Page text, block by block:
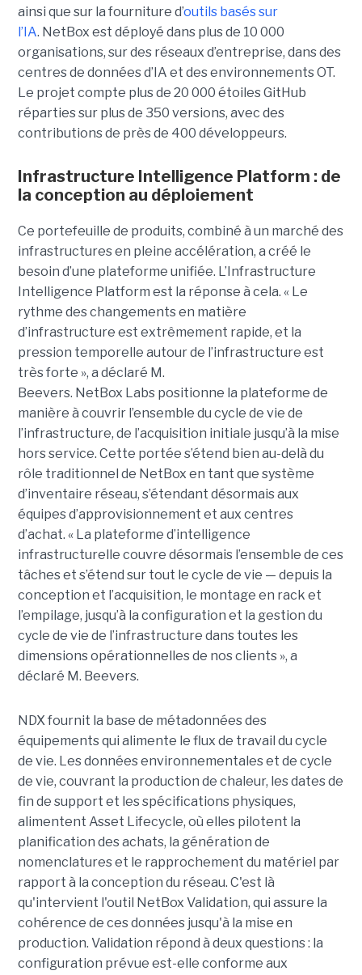
ainsi que sur la fourniture d’outils basés sur
l’IA. NetBox est déployé dans plus de 10 000
organisations, sur des réseaux d’entreprise, dans des
centres de données d’IA et des environnements OT.
Le projet compte plus de 20 000 étoiles GitHub
réparties sur plus de 350 versions, avec des
contributions de près de 400 développeurs.
Infrastructure Intelligence Platform : de
la conception au déploiement
Ce portefeuille de produits, combiné à un marché des
infrastructures en pleine accélération, a créé le
besoin d’une plateforme unifiée. L’Infrastructure
Intelligence Platform est la réponse à cela. « Le
rythme des changements en matière
d’infrastructure est extrêmement rapide, et la
pression temporelle autour de l’infrastructure est
très forte », a déclaré M.
Beevers. NetBox Labs positionne la plateforme de
manière à couvrir l’ensemble du cycle de vie de
l’infrastructure, de l’acquisition initiale jusqu’à la mise
hors service. Cette portée s’étend bien au-delà du
rôle traditionnel de NetBox en tant que système
d’inventaire réseau, s’étendant désormais aux
équipes d’approvisionnement et aux centres
d’achat. « La plateforme d’intelligence
infrastructurelle couvre désormais l’ensemble de ces
tâches et s’étend sur tout le cycle de vie — depuis la
conception et l’acquisition, le montage en rack et
l’empilage, jusqu’à la configuration et la gestion du
cycle de vie de l’infrastructure dans toutes les
dimensions opérationnelles de nos clients », a
déclaré M. Beevers.
NDX fournit la base de métadonnées des
équipements qui alimente le flux de travail du cycle
de vie. Les données environnementales et de cycle
de vie, couvrant la production de chaleur, les dates de
fin de support et les spécifications physiques,
alimentent Asset Lifecycle, où elles pilotent la
planification des achats, la génération de
nomenclatures et le rapprochement du matériel par
rapport à la conception du réseau. C'est là
qu'intervient l'outil NetBox Validation, qui assure la
cohérence de ces données jusqu'à la mise en
production. Validation répond à deux questions : la
configuration prévue est-elle conforme aux